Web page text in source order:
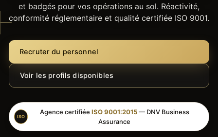
et badgés pour vos opérations au sol. Réactivité,
conformité réglementaire et qualité certifiée ISO 9001.
Recruter du personnel
Voir les profils disponibles
ISO
Agence certifiée ISO 9001:2015— DNV Business
Assurance